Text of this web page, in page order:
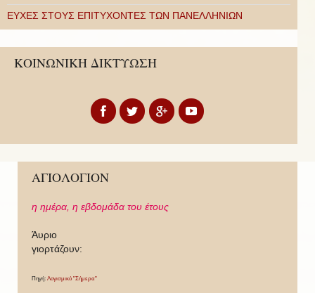
ΕΥΧΕΣ ΣΤΟΥΣ ΕΠΙΤΥΧΟΝΤΕΣ ΤΩΝ ΠΑΝΕΛΛΗΝΙΩΝ
ΚΟΙΝΩΝΙΚΗ ΔΙΚΤΥΩΣΗ
ΑΓΙΟΛΟΓΙΟΝ
η ημέρα, η εβδομάδα του έτους
Άυριο
γιορτάζουν:
Πηγή: Λογισμικό "Σήμερα"